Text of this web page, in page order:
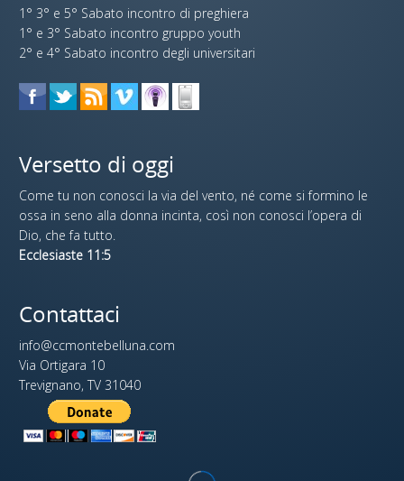
1° 3° e 5° Sabato incontro di preghiera
1° e 3° Sabato incontro gruppo youth
2° e 4° Sabato incontro degli universitari
Versetto di oggi
Come tu non conosci la via del vento, né come si formino le
ossa in seno alla donna incinta, così non conosci l’opera di
Dio, che fa tutto.
Ecclesiaste 11:5
Contattaci
info@ccmontebelluna.com
Via Ortigara 10
Trevignano, TV 31040